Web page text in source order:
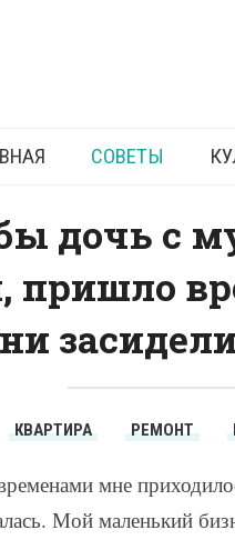
Уютная
СОВЕТЫ
дочь с
пришло
КВАРТИРА РЕМОНТ
мне
Мой маленький